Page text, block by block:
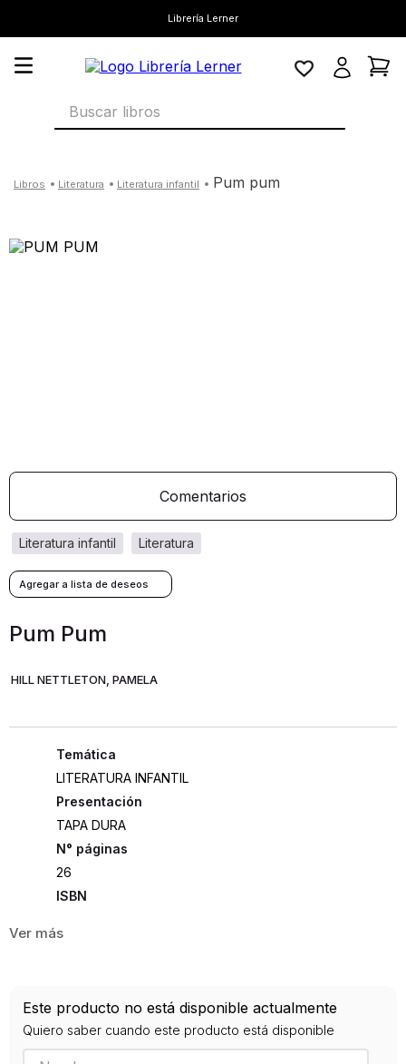
Librería Lerner
Buscar libros
literatura literatura infantil pum pum
Comentarios
literatura
literatura infantil
Pum Pum
HILL NETTLETON, PAMELA
LITERATURA INFANTIL
Presentación
TAPA DURA
26
ISBN
Editorial
2006
Este producto no está disponible actualmente
Quiero saber cuando este producto está disponible